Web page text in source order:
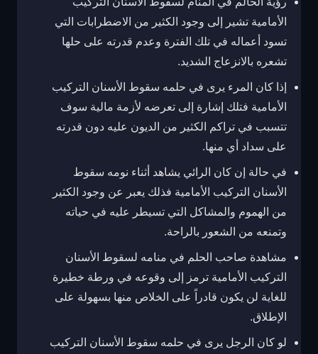
الأمامية تشير إلى وجود الكثير من الاضطرابات التي
تسود أعماله في تلك الفترة وعدم قدرته على حلها
تشعره بالانزعاج الشديد.
إذا كان المرء يرى في حلمه سقوط الأسنان التركيب
الأمامية فتلك إشارة إلى تعرضه لأزمة مالية سوف
تتسبب في تراكم الكثير من الديون عليه دون قدرته
على سداد أي منها.
في حالة إن كان الرائي يشاهد أثناء نومه سقوط
الأسنان التركيب الأمامية فذلك يعبر عن وجود الكثير
من الهموم والمشاكل التي تسيطر عليه في حياته
وتمنعه من الشعور بالراحة.
مشاهدة صاحب الحلم في منامه لسقوط الأسنان
التركيب الأمامية ترمز إلى وقوعه في ورطة خطيرة
للغاية لن يكون قادراً على الخلاص منها بسهولة على
الإطلاق.
لو كان الرجل يرى في حلمه سقوط الأسنان التركيب